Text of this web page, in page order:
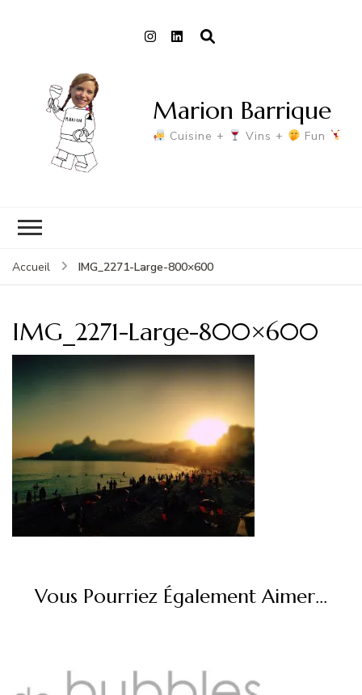
Marion Barrique
Cuisine + Vins + Fun
Accueil IMG_2271-Large-800×600
IMG_2271-Large-800×600
Vous Pourriez Également Aimer...